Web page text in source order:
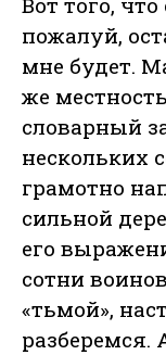
пожалуй,
мне будет.
же
словарный
нескольких
грамотно
сильной
его
сотни
«тьмой»,
разберемся.